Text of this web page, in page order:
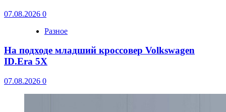
07.08.2026 0
Разное
На подходе младший кроссовер Volkswagen
ID.Era 5X
07.08.2026 0